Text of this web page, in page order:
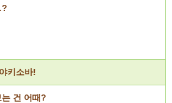
키소바!
건 어때?